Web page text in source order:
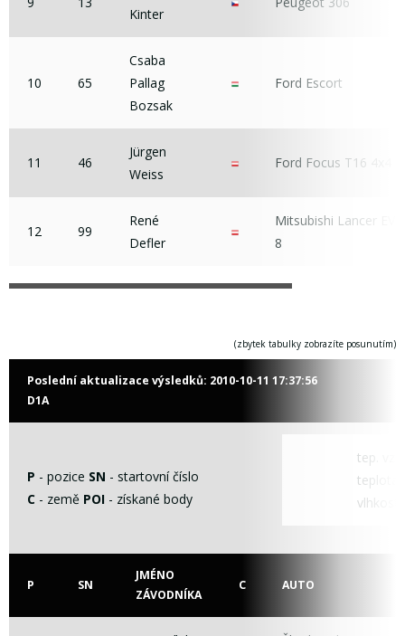
Kinter
10 65
Csaba
Pallag
Bozsak
Ford Escort
11 46
Jürgen
Weiss
Ford Focus T16 4x4
12 99
René
Defler
Mitsubishi Lancer EVO
8
(zbytek tabulky zobrazíte posunutím)
Poslední aktualizace výsledků: 2010-10-11 17:37:56
D1A
P - pozice SN - startovní číslo
C - země POI - získané body
tep.
teplota
vlhkost
P SN
JMÉNO
ZÁVODNÍKA
C AUTO